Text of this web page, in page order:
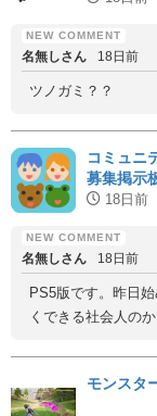
名無しさん 18日前
ツノガミ？？
コミュニ
募集掲示
18日前
名無しさん 18日前
PS5版です。昨日
くできる社会人の
モンスタ